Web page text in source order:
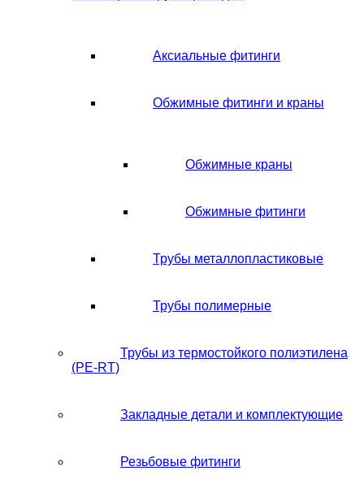
Аксиальные фитинги
Обжимные фитинги и краны
Обжимные краны
Обжимные фитинги
Трубы металлопластиковые
Трубы полимерные
Трубы из термостойкого полиэтилена
(PE-RT)
Закладные детали и комплектующие
Резьбовые фитинги